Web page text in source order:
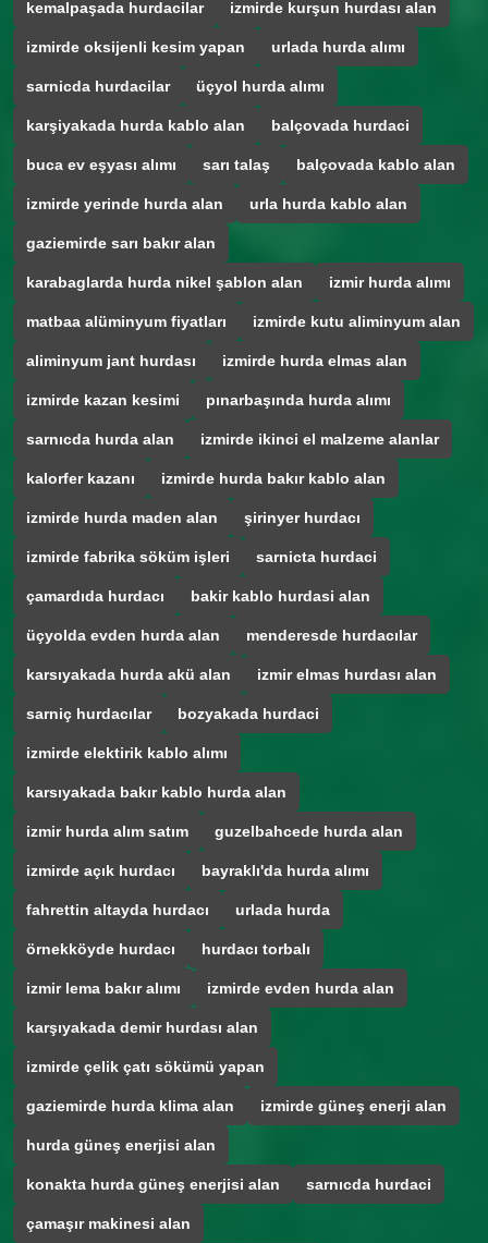
kemalpaşada hurdacilar izmirde kurşun hurdası alan
izmirde oksijenli kesim yapan urlada hurda alımı
sarnicda hurdacilar üçyol hurda alımı
karşiyakada hurda kablo alan balçovada hurdaci
buca ev eşyası alımı sarı talaş balçovada kablo alan
izmirde yerinde hurda alan urla hurda kablo alan
gaziemirde sarı bakır alan
karabaglarda hurda nikel şablon alan izmir hurda alımı
matbaa alüminyum fiyatları izmirde kutu aliminyum alan
aliminyum jant hurdası izmirde hurda elmas alan
izmirde kazan kesimi pınarbaşında hurda alımı
sarnıcda hurda alan izmirde ikinci el malzeme alanlar
kalorfer kazanı izmirde hurda bakır kablo alan
izmirde hurda maden alan şirinyer hurdacı
izmirde fabrika söküm işleri sarnicta hurdaci
çamardıda hurdacı bakir kablo hurdasi alan
üçyolda evden hurda alan menderesde hurdacılar
karsıyakada hurda akü alan izmir elmas hurdası alan
sarniç hurdacılar bozyakada hurdaci
izmirde elektirik kablo alımı
karsıyakada bakır kablo hurda alan
izmir hurda alım satım guzelbahcede hurda alan
izmirde açık hurdacı bayraklı'da hurda alımı
fahrettin altayda hurdacı urlada hurda
örnekköyde hurdacı hurdacı torbalı
izmir lema bakır alımı izmirde evden hurda alan
karşıyakada demir hurdası alan
izmirde çelik çatı sökümü yapan
gaziemirde hurda klima alan izmirde güneş enerji alan
hurda güneş enerjisi alan
konakta hurda güneş enerjisi alan sarnıcda hurdaci
çamaşır makinesi alan